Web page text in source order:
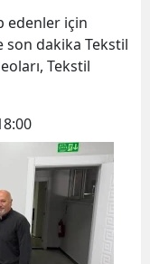
edenler için
son dakika Tekstil
Tekstil